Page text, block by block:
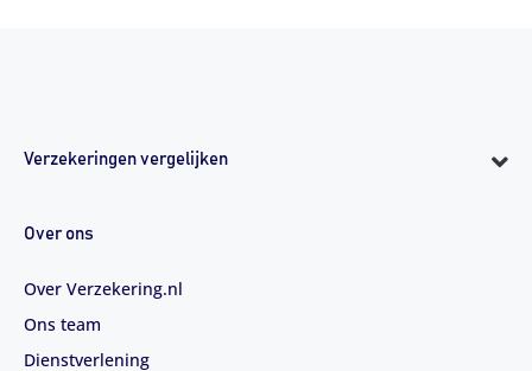
Verzekeringen vergelijken
Over ons
Over Verzekering.nl
Ons team
Dienstverlening